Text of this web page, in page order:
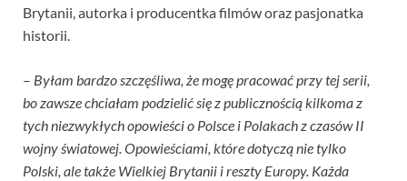
Brytanii, autorka i producentka filmów oraz pasjonatka
historii.
– Byłam bardzo szczęśliwa, że mogę pracować przy tej serii,
bo zawsze chciałam podzielić się z publicznością kilkoma z
tych niezwykłych opowieści o Polsce i Polakach z czasów II
wojny światowej. Opowieściami, które dotyczą nie tylko
Polski, ale także Wielkiej Brytanii i reszty Europy. Każda